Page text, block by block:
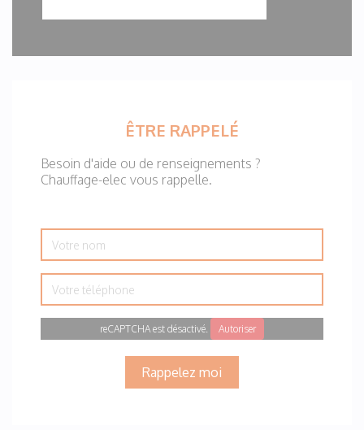
ÊTRE RAPPELÉ
Besoin d'aide ou de renseignements ?
Chauffage-elec vous rappelle.
nom
téléphone
reCAPTCHA est désactivé. Autoriser
Rappelez moi